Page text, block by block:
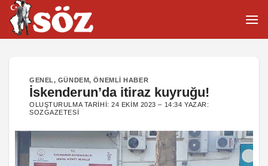
İçeriğe
atla
GENEL, GÜNDEM,ÖNEMLI HABER
İskenderun’da itiraz kuyruğu!
OLUŞTURULMA TARIHI:24 EKIM 2023 – 14:34 YAZAR:
SOZGAZETESI